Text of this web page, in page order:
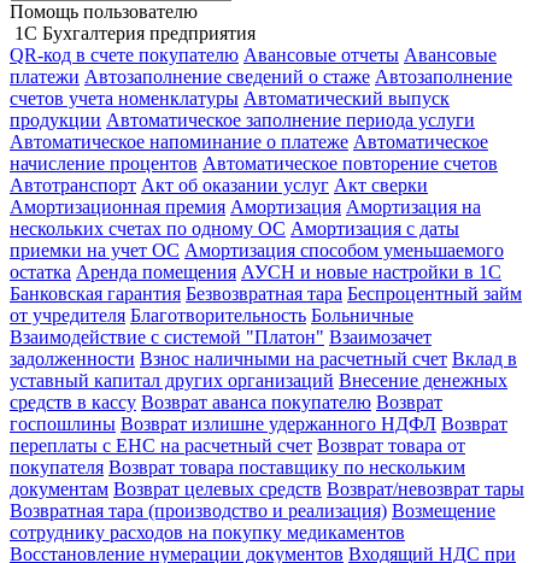
Помощь пользователю
1С Бухгалтерия предприятия
QR-код в счете покупателю Авансовые отчеты Авансовые
платежи Автозаполнение сведений о стаже Автозаполнение
счетов учета номенклатуры Автоматический выпуск
продукции Автоматическое заполнение периода услуги
Автоматическое напоминание о платеже Автоматическое
начисление процентов Автоматическое повторение счетов
Автотранспорт Акт об оказании услуг Акт сверки
Амортизационная премия Амортизация Амортизация на
нескольких счетах по одному ОС Амортизация с даты
приемки на учет ОС Амортизация способом уменьшаемого
остатка Аренда помещения АУСН и новые настройки в 1С
Банковская гарантия Безвозвратная тара Беспроцентный займ
от учредителя Благотворительность Больничные
Взаимодействие с системой "Платон" Взаимозачет
задолженности Взнос наличными на расчетный счет Вклад в
уставный капитал других организаций Внесение денежных
средств в кассу Возврат аванса покупателю Возврат
госпошлины Возврат излишне удержанного НДФЛ Возврат
переплаты с ЕНС на расчетный счет Возврат товара от
покупателя Возврат товара поставщику по нескольким
документам Возврат целевых средств Возврат/невозврат тары
Возвратная тара (производство и реализация) Возмещение
сотруднику расходов на покупку медикаментов
Восстановление нумерации документов Входящий НДС при